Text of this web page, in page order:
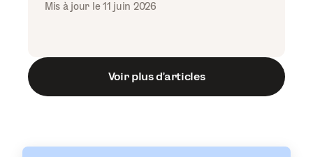
Mis à jour le 11 juin 2026
Voir plus d’articles